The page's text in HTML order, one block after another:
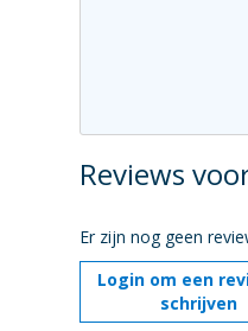
Reviews
Er zijn nog geen
Login om een
schrijven